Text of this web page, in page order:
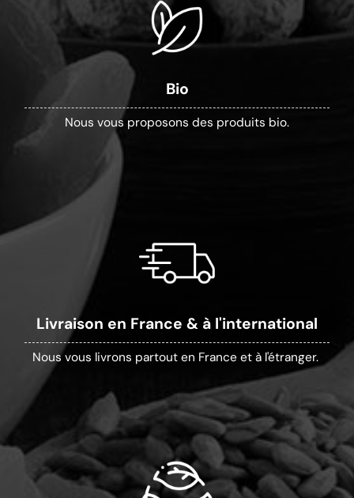
Bio
Nous vous proposons des produits bio.
Livraison en France & à l'international
Nous vous livrons partout en France et à l'étranger.